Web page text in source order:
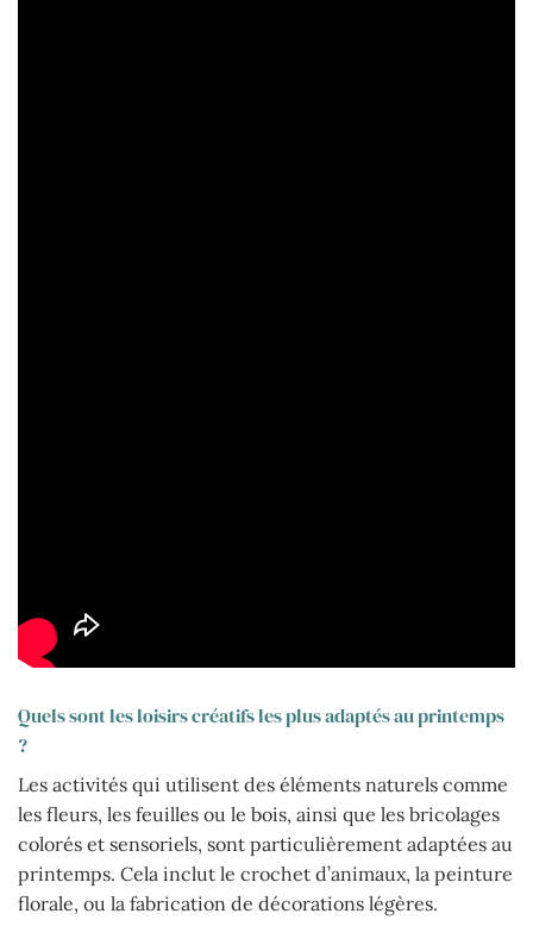
Quels sont les loisirs créatifs les plus adaptés au printemps
?
Les activités qui utilisent des éléments naturels comme
les fleurs, les feuilles ou le bois, ainsi que les bricolages
colorés et sensoriels, sont particulièrement adaptées au
printemps. Cela inclut le crochet d’animaux, la peinture
florale, ou la fabrication de décorations légères.